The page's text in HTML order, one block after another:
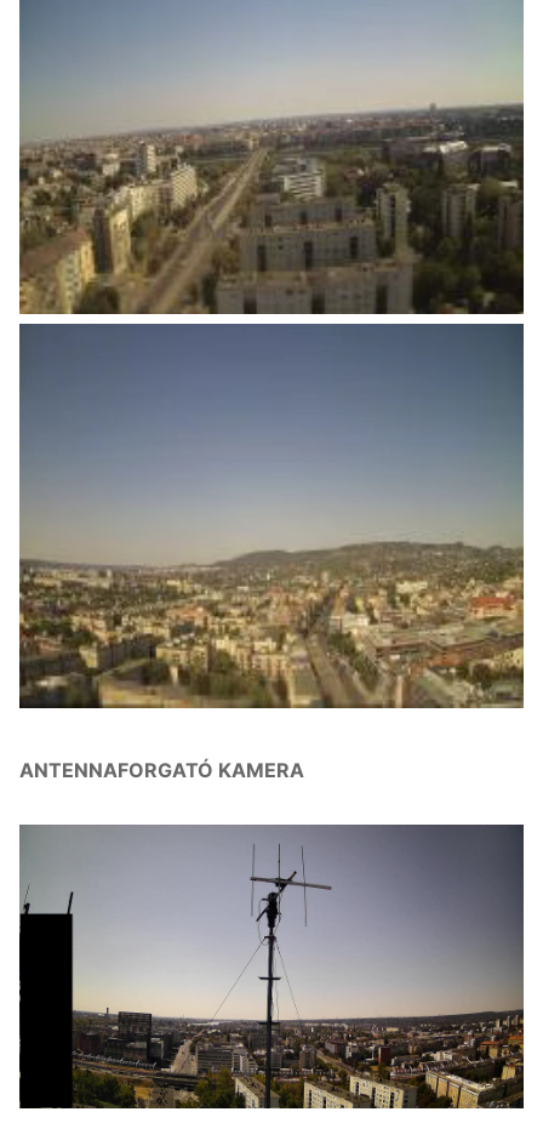
ANTENNAFORGATÓ KAMERA